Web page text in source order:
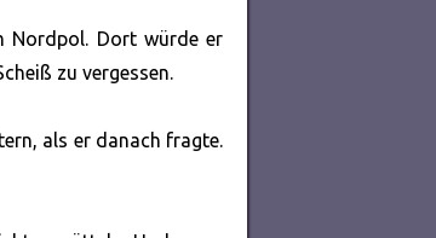
Nordpol. Dort würde er
zu vergessen.
als er danach fragte.